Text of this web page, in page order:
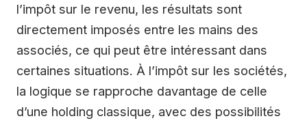
l’impôt sur le revenu, les résultats sont
directement imposés entre les mains des
associés, ce qui peut être intéressant dans
certaines situations. À l’impôt sur les sociétés,
la logique se rapproche davantage de celle
d’une holding classique, avec des possibilités